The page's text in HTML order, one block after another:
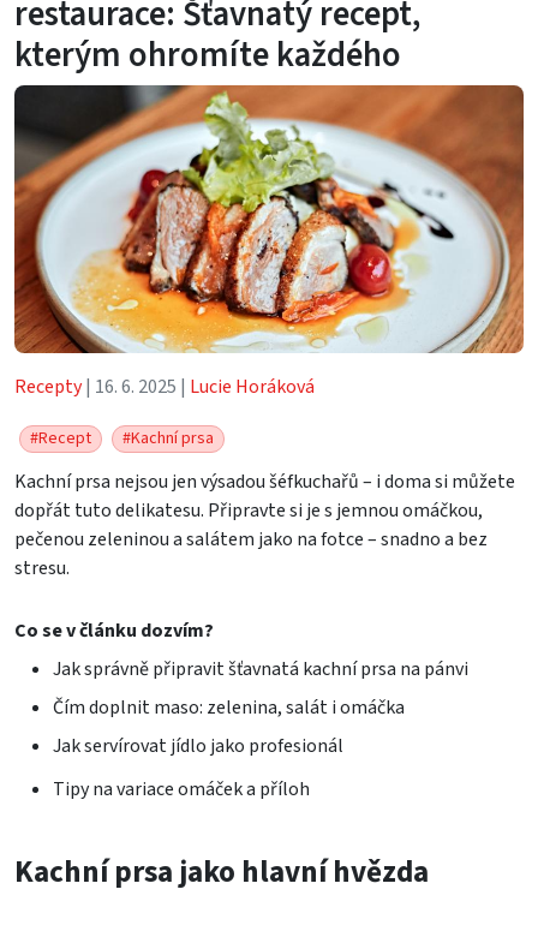
restaurace: Šťavnatý recept,
kterým ohromíte každého
Recepty| 16. 6. 2025 | Lucie Horáková
#Recept #Kachní prsa
Kachní prsa nejsou jen výsadou šéfkuchařů – i doma si můžete
dopřát tuto delikatesu. Připravte si je s jemnou omáčkou,
pečenou zeleninou a salátem jako na fotce – snadno a bez
stresu.
Co se v článku dozvím?
Jak správně připravit šťavnatá kachní prsa na pánvi
Čím doplnit maso: zelenina, salát i omáčka
Jak servírovat jídlo jako profesionál
Tipy na variace omáček a příloh
Kachní prsa jako hlavní hvězda